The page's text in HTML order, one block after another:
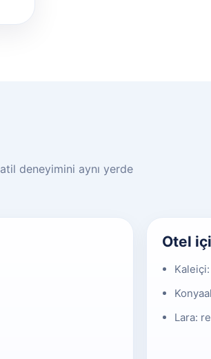
deneyimini aynı yerde
Otel
Lara: